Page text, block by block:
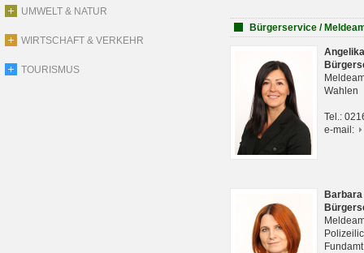
UMWELT & NATUR
WIRTSCHAFT & VERKEHR
TOURISMUS
Bürgerservice /
Wahlen
Tel.:
e-mail: